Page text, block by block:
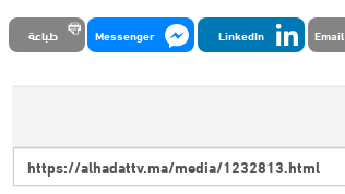
Email
LinkedIn
Messenger طباعة